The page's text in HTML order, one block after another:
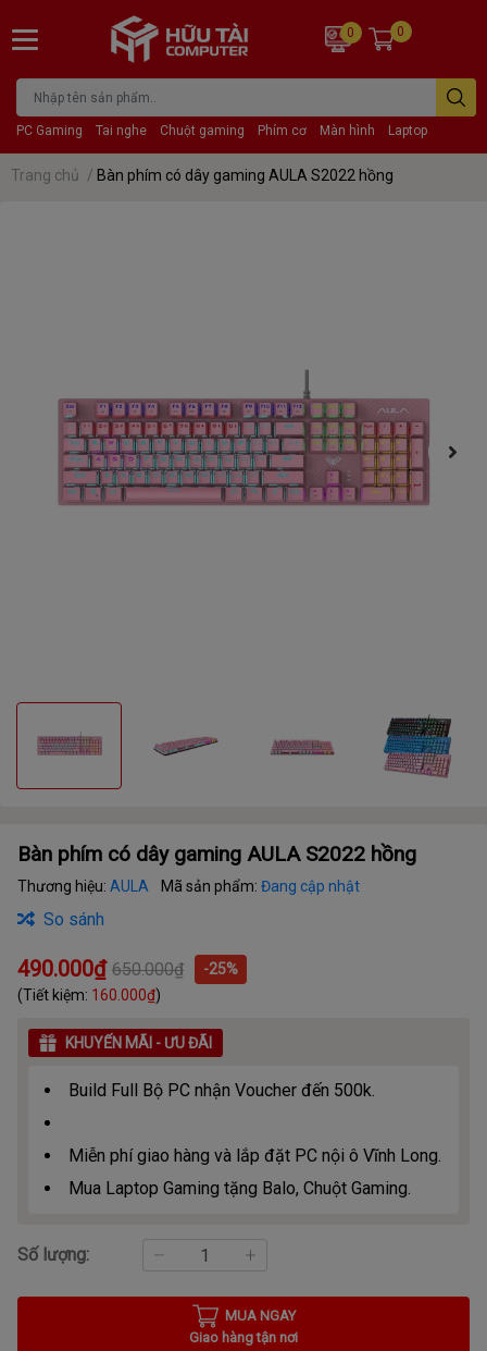
PC Gaming Tai nghe Chuột gaming Phím cơ Màn hình Laptop
0 0
Trang chủ / Bàn phím có dây gaming AULA S2022 hồng
Bàn phím có dây gaming AULA S2022 hồng
Thương hiệu: AULA Mã sản phẩm: Đang cập nhật
So sánh
490.000₫ 650.000₫
-25%
(Tiết kiệm: 160.000₫)
KHUYẾN MÃI - ƯU ĐÃI
Build Full Bộ PC nhận Voucher đến 500k.
Miễn phí giao hàng và lắp đặt PC nội ô Vĩnh Long.
Mua Laptop Gaming tặng Balo, Chuột Gaming.
Số lượng:
MUA NGAY
Giao hàng tận nơi